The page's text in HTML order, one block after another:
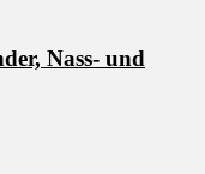
Nass- und